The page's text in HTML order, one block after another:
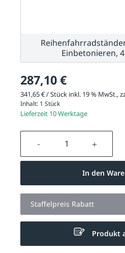
287,10 €
341,65 € / Stück inkl. 19 % MwSt.,
Inhalt: 1 Stück
Lieferzeit 10 Werktage
Produkt Anzahl:
In den
Staffelpreis Rabatt
Produkt
Einbetonieren,